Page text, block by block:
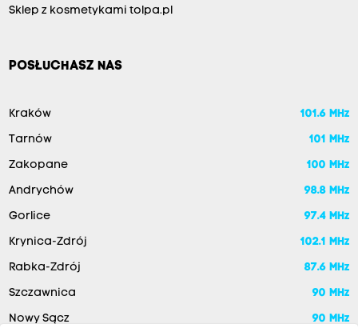
Sklep z kosmetykami tolpa.pl
POSŁUCHASZ NAS
Kraków 101.6 MHz
Tarnów 101 MHz
Zakopane 100 MHz
Andrychów 98.8 MHz
Gorlice 97.4 MHz
Krynica-Zdrój 102.1 MHz
Rabka-Zdrój 87.6 MHz
Szczawnica 90 MHz
Nowy Sącz 90 MHz